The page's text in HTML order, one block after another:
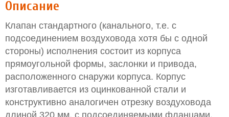
Описание
Клапан стандартного (канального, т.е. с
подсоединением воздуховода хотя бы с одной
стороны) исполнения состоит из корпуса
прямоугольной формы, заслонки и привода,
расположенного снаружи корпуса. Корпус
изготавливается из оцинкованной стали и
конструктивно аналогичен отрезку воздуховода
длиной 320 мм, с подсоединяемыми фланцами,